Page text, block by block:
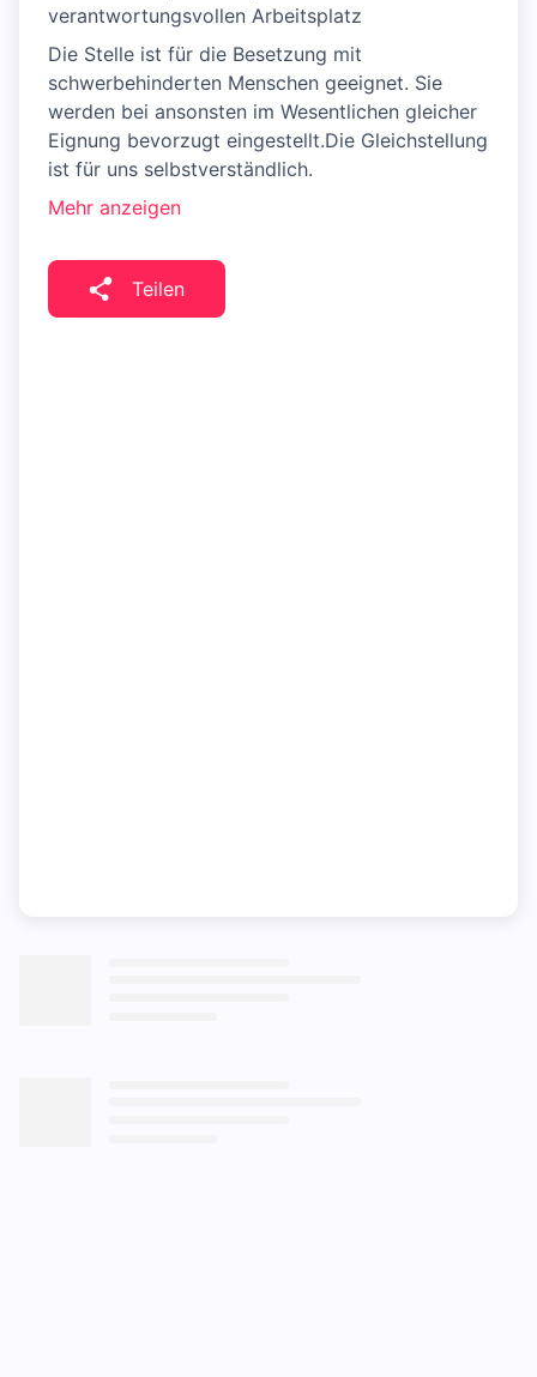
verantwortungsvollen Arbeitsplatz
Die Stelle ist für die Besetzung mit
schwerbehinderten Menschen geeignet. Sie
werden bei ansonsten im Wesentlichen gleicher
Eignung bevorzugt eingestellt.Die Gleichstellung
ist für uns selbstverständlich.
Mehr anzeigen
Teilen